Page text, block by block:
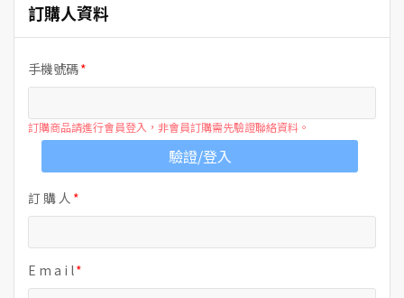
訂購人資料
手機號碼
訂購商品請進行會員登入，非會員訂購需先驗證聯絡資料。
驗證/登入
訂 購 人
E m a i l